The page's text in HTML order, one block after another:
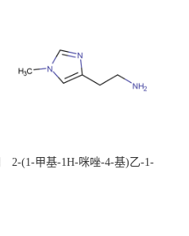
2-(1-甲基-1H-咪唑-4-基)乙-1-